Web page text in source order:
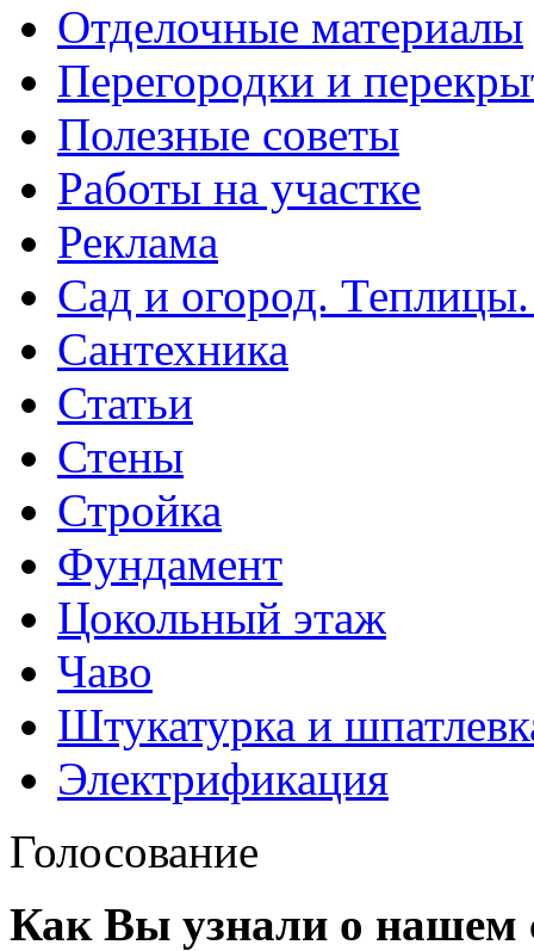
Отделочные материалы
Перегородки и
Полезные советы
Работы на участке
Реклама
Сад и огород.
Сантехника
Статьи
Стены
Стройка
Фундамент
Цокольный этаж
Чаво
Штукатурка и
Электрификация
Голосование
Как Вы узнали о нашем